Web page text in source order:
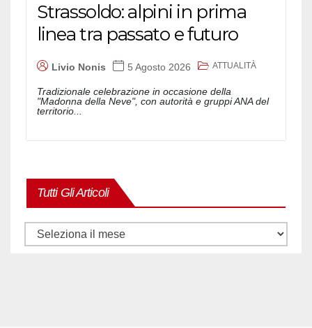
Strassoldo: alpini in prima
linea tra passato e futuro
Livio Nonis 5 Agosto 2026 ATTUALITÀ
Tradizionale celebrazione in occasione della
"Madonna della Neve", con autorità e gruppi ANA del
territorio...
Tutti Gli Articoli
Tutti